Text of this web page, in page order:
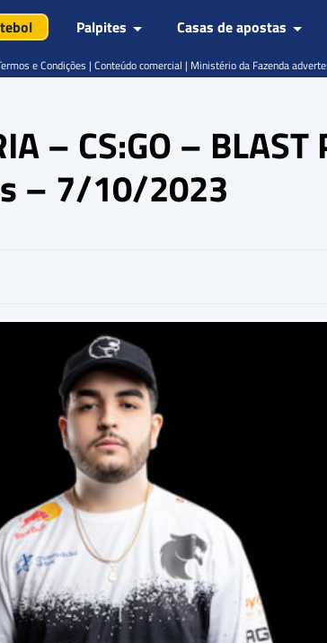
Palpites Casas de apostas
– CS:GO –
– 7/10/2023
e Condições | Conteúdo comercial | Ministério da Fazenda